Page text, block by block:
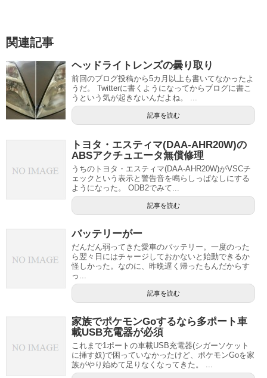
関連記事
ヘッドライトレンズの曇り取り
前回のブログ投稿から5カ月以上も書いてなかったよ
うだ。 Twitterに書くようになってからブログに書こ
うという気が起きないんだよね。 ...
記事を読む
トヨタ・エスティマ(DAA‑AHR20W)の
ABSアクチュエータ無償修理
うちのトヨタ・エスティマ(DAA‑AHR20W)がVSCチ
ェックという表示と警告音を鳴らしっぱなしにする
ようになった。 ODB2でみて...
記事を読む
バッテリーがー
だんだん弱ってきた愛車のバッテリー。一度のった
ら翌々日にはチャージしておかないと始動できるか
怪しかった。なのに、昨晩遅く帰ったもんだからす
っ...
記事を読む
家族でポケモンGoするなら多ポート車
載USB充電器が必須
これまで1ポートの車載USB充電器(シガーソケット
に挿す奴)で困っていなかったけど、ポケモンGoを家
族がやり始めて足りなくなってきた。 ...